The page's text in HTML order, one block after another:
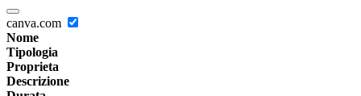
canva.com
Nome
Tipologia
Proprieta
Descrizione